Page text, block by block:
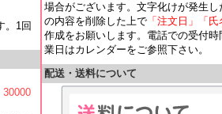
。1回
30000
場合がございます。文字化けが発生
の内容を削除した上で 「注文日」「
作成をお願いします。電話での受付
業日はカレンダーをご参照下さい。
配送・送料について